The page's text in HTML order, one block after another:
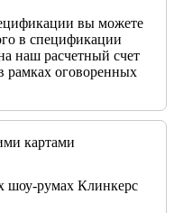
вы можете
в спецификации
наш расчетный счет
рамках оговоренных
картами
шоу-румах Клинкерс